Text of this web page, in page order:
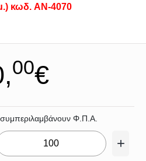
κωδ. AN-4070
00€
συμπεριλαμβάνουν Φ.Π.Α.
+